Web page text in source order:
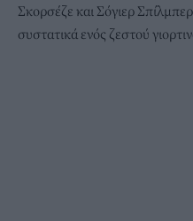
Σκορσέζε και Σόγιερ
συστατικά ενός ζεστού